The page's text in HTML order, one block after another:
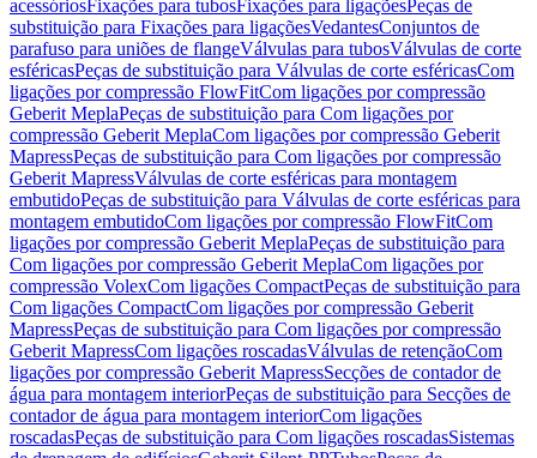
acessóriosFixações para tubosFixações para ligaçõesPeças de
substituição para Fixações para ligaçõesVedantesConjuntos de
parafuso para uniões de flangeVálvulas para tubosVálvulas de corte
esféricasPeças de substituição para Válvulas de corte esféricasCom
ligações por compressão FlowFitCom ligações por compressão
Geberit MeplaPeças de substituição para Com ligações por
compressão Geberit MeplaCom ligações por compressão Geberit
MapressPeças de substituição para Com ligações por compressão
Geberit MapressVálvulas de corte esféricas para montagem
embutidoPeças de substituição para Válvulas de corte esféricas para
montagem embutidoCom ligações por compressão FlowFitCom
ligações por compressão Geberit MeplaPeças de substituição para
Com ligações por compressão Geberit MeplaCom ligações por
compressão VolexCom ligações CompactPeças de substituição para
Com ligações CompactCom ligações por compressão Geberit
MapressPeças de substituição para Com ligações por compressão
Geberit MapressCom ligações roscadasVálvulas de retençãoCom
ligações por compressão Geberit MapressSecções de contador de
água para montagem interiorPeças de substituição para Secções de
contador de água para montagem interiorCom ligações
roscadasPeças de substituição para Com ligações roscadasSistemas